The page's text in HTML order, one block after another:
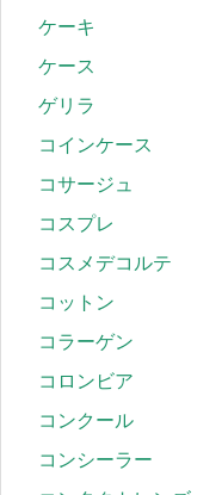
ケーキ
ケース
ゲリラ
コインケース
コサージュ
コスプレ
コスメデコルテ
コットン
コラーゲン
コロンビア
コンクール
コンシーラー